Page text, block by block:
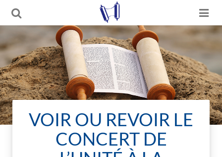
VOIR OU REVOIR LE
CONCERT DE